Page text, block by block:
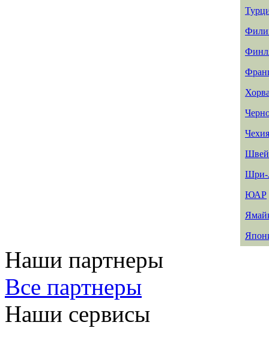
Чехия
Шри-
ЮАР
Наши партнеры
Все партнеры
Наши сервисы